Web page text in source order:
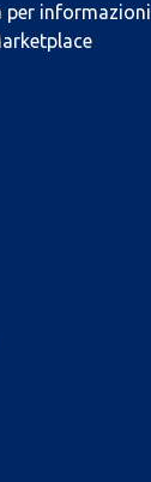
per informazioni